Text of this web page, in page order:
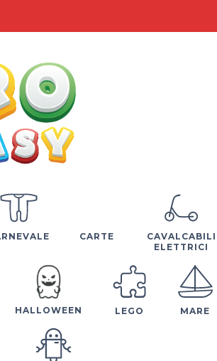
CARTE
CAVALCABILI
ELETTRICI
HALLOWEEN LEGO MARE